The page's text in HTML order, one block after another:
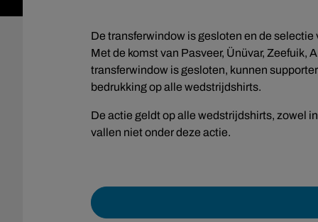
De transferwindow is gesloten en de
Met de komst van Pasveer, Ünüvar, Zeefuik,
transferwindow is gesloten, kunnen
bedrukking op alle wedstrijdshirts.
De actie geldt op alle wedstrijdshirts, zowel
vallen niet onder deze actie.